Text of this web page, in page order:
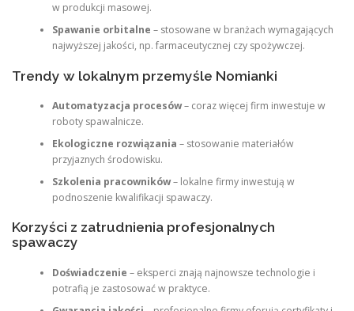
w produkcji masowej.
Spawanie orbitalne – stosowane w branżach wymagających
najwyższej jakości, np. farmaceutycznej czy spożywczej.
Trendy w lokalnym przemyśle Nomianki
Automatyzacja procesów– coraz więcej firm inwestuje w
roboty spawalnicze.
Ekologiczne rozwiązania – stosowanie materiałów
przyjaznych środowisku.
Szkolenia pracowników– lokalne firmy inwestują w
podnoszenie kwalifikacji spawaczy.
Korzyści z zatrudnienia profesjonalnych
spawaczy
Doświadczenie – eksperci znają najnowsze technologie i
potrafią je zastosować w praktyce.